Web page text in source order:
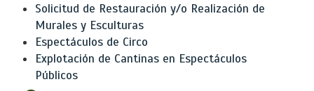
Solicitud de Restauración y/o Realización de
Murales y Esculturas
Espectáculos de Circo
Explotación de Cantinas en Espectáculos
Públicos